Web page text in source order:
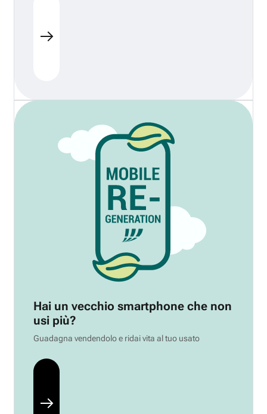
Hai un vecchio smartphone che non
usi più?
Guadagna vendendolo e ridai vita al tuo usato